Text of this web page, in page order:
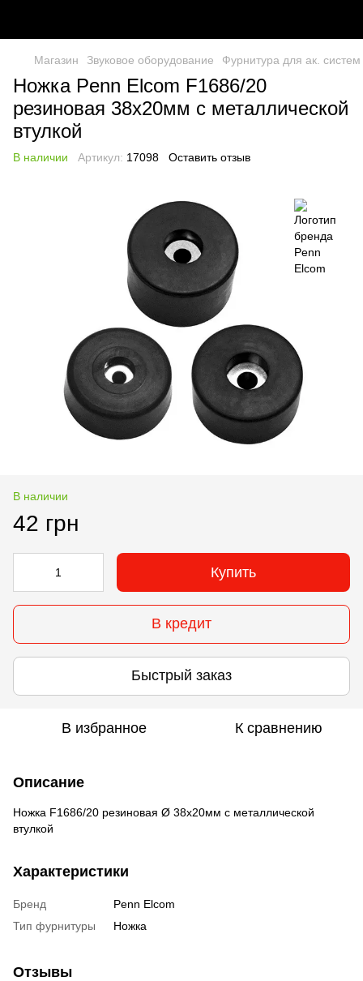
Магазин Звуковое оборудование Фурнитура для ак. систем
Ножка Penn Elcom F1686/20
резиновая 38х20мм с металлической
втулкой
В наличии Артикул: 17098 Оставить отзыв
В наличии
42 грн
Купить
В кредит
Быстрый заказ
В избранное К сравнению
Описание
Ножка F1686/20 резиновая Ø 38х20мм с металлической
втулкой
Характеристики
Бренд
Penn Elcom
Тип фурнитуры
Ножка
Отзывы